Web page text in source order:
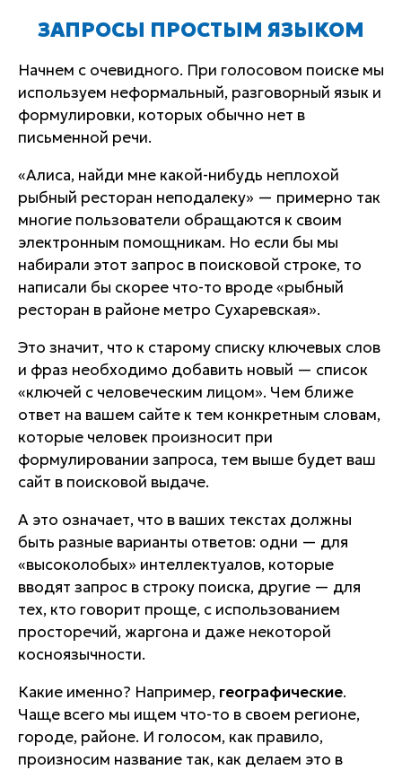
ЗАПРОСЫ ПРОСТЫМ ЯЗЫКОМ
Начнем с очевидного. При голосовом поиске мы
используем неформальный, разговорный язык и
формулировки, которых обычно нет в
письменной речи.
«Алиса, найди мне какой-нибудь неплохой
рыбный ресторан неподалеку» — примерно так
многие пользователи обращаются к своим
электронным помощникам. Но если бы мы
набирали этот запрос в поисковой строке, то
написали бы скорее что-то вроде «рыбный
ресторан в районе метро Сухаревская».
Это значит, что к старому списку ключевых слов
и фраз необходимо добавить новый — список
«ключей с человеческим лицом». Чем ближе
ответ на вашем сайте к тем конкретным словам,
которые человек произносит при
формулировании запроса, тем выше будет ваш
сайт в поисковой выдаче.
А это означает, что в ваших текстах должны
быть разные варианты ответов: одни — для
«высоколобых» интеллектуалов, которые
вводят запрос в строку поиска, другие — для
тех, кто говорит проще, с использованием
просторечий, жаргона и даже некоторой
косноязычности.
Какие именно? Например, географические.
Чаще всего мы ищем что-то в своем регионе,
городе, районе. И голосом, как правило,
произносим название так, как делаем это в